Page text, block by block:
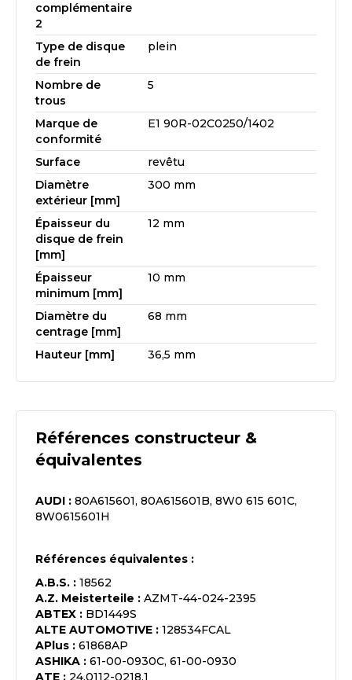
complémentaire
2
Type de disque
de frein
plein
Nombre de
trous
5
Marque de
conformité
E1 90R-02C0250/1402
Surface
revêtu
Diamètre
extérieur [mm]
300 mm
Épaisseur du
disque de frein
[mm]
12 mm
Épaisseur
minimum [mm]
10 mm
Diamètre du
centrage [mm]
68 mm
Hauteur [mm] 36,5 mm
Références constructeur &
équivalentes
AUDI : 80A615601, 80A615601B, 8W0 615 601C,
8W0615601H
Références équivalentes :
A.B.S. : 18562
A.Z. Meisterteile : AZMT-44-024-2395
ABTEX : BD1449S
ALTE AUTOMOTIVE : 128534FCAL
APlus : 61868AP
ASHIKA : 61-00-0930C, 61-00-0930
ATE : 24.0112-0218.1